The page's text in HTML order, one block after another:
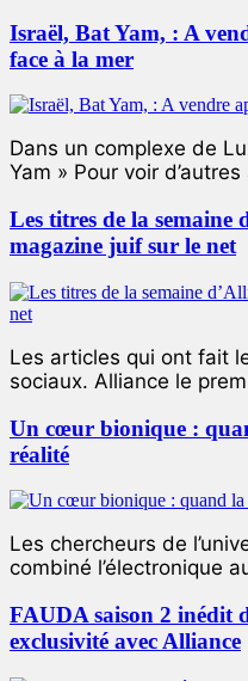
Israël, Bat Yam, : A
face à la mer
Dans un complexe de
Yam » Pour voir
Les titres de la semaine
magazine juif sur le net
Les articles qui ont fait
sociaux. Alliance le
Un cœur bionique :
réalité
Les chercheurs de
combiné l’électronique
FAUDA saison 2 inédit
exclusivité avec Alliance